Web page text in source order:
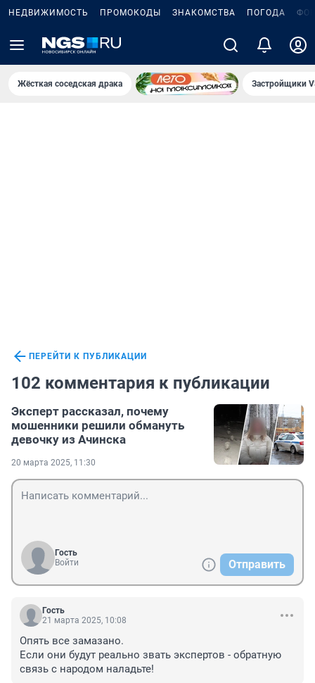
НЕДВИЖИМОСТЬ ПРОМОКОДЫ ЗНАКОМСТВА ПОГОДА
Жёсткая соседская драка Застройщики
ПЕРЕЙТИ К ПУБЛИКАЦИИ
102 комментария к публикации
Эксперт рассказал, почему
мошенники решили обмануть
девочку из Ачинска
20 марта 2025, 11:30
Гость
Войти
Отправить
Гость
21 марта 2025, 10:08
Опять все замазано.
Если они будут реально звать экспертов - обратную
связь с народом наладьте!